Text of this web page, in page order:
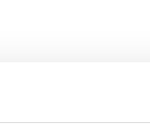
Hair Set 5pcs